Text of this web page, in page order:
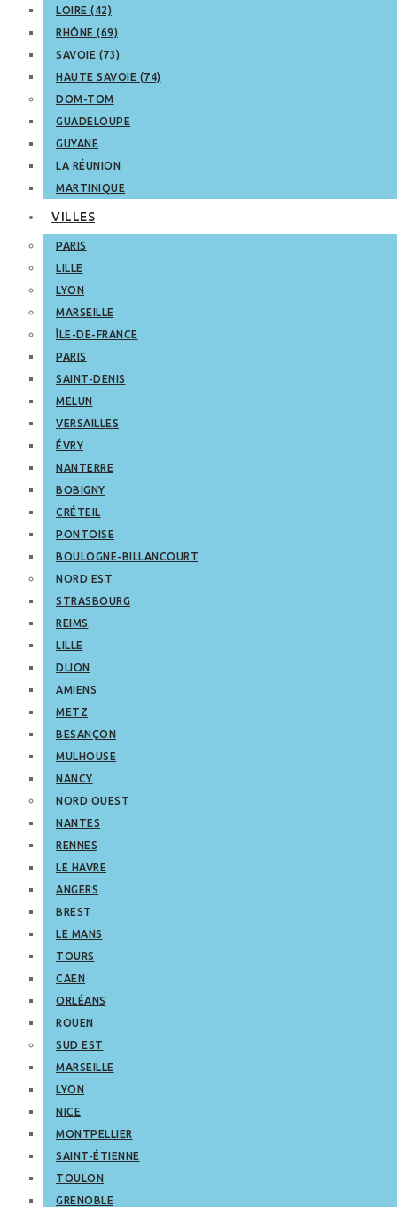
LOIRE (42)
RHÔNE (69)
SAVOIE (73)
HAUTE SAVOIE (74)
DOM-TOM
GUADELOUPE
GUYANE
LA RÉUNION
MARTINIQUE
VILLES
PARIS
LILLE
LYON
MARSEILLE
ÎLE-DE-FRANCE
PARIS
SAINT-DENIS
MELUN
VERSAILLES
ÉVRY
NANTERRE
BOBIGNY
CRÉTEIL
PONTOISE
BOULOGNE-BILLANCOURT
NORD EST
STRASBOURG
REIMS
LILLE
DIJON
AMIENS
METZ
BESANÇON
MULHOUSE
NANCY
NORD OUEST
NANTES
RENNES
LE HAVRE
ANGERS
BREST
LE MANS
TOURS
CAEN
ORLÉANS
ROUEN
SUD EST
MARSEILLE
LYON
NICE
MONTPELLIER
SAINT-ÉTIENNE
TOULON
GRENOBLE